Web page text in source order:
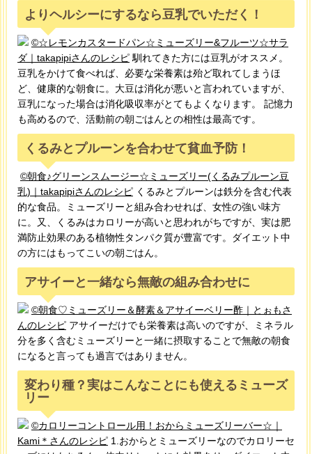
よりヘルシーにするなら豆乳でいただく！
©☆レモンカスタードパン☆ミューズリー&フルーツ☆サラ
ダ｜takapipiさんのレシピ 馴れてきた方には豆乳がオススメ。
豆乳をかけて食べれば、必要な栄養素は殆ど取れてしまうほ
ど、健康的な朝食に。大豆は消化が悪いと言われていますが、
豆乳になった場合は消化吸収率がとてもよくなります。 記憶力
も高めるので、活動前の朝ごはんとの相性は最高です。
くるみとプルーンを合わせて貧血予防！
©朝食♪グリーンスムージー☆ミューズリー(くるみプルーン豆
乳)｜takapipiさんのレシピ くるみとプルーンは鉄分を含む代表
的な食品。ミューズリーと組み合わせれば、女性の強い味方
に。又、くるみはカロリーが高いと思われがちですが、実は肥
満防止効果のある植物性タンパク質が豊富です。ダイエット中
の方にはもってこいの朝ごはん。
アサイーと一緒なら無敵の組み合わせに
©朝食♡ミューズリー＆酵素＆アサイーベリー酢｜とぉもさ
んのレシピ アサイーだけでも栄養素は高いのですが、ミネラル
分を多く含むミューズリーと一緒に摂取することで無敵の朝食
になると言っても過言ではありません。
変わり種？実はこんなことにも使えるミューズ
リー
©カロリーコントロール用！おからミューズリーバー☆｜
Kami＊さんのレシピ 1.おからとミューズリーなのでカロリーセ